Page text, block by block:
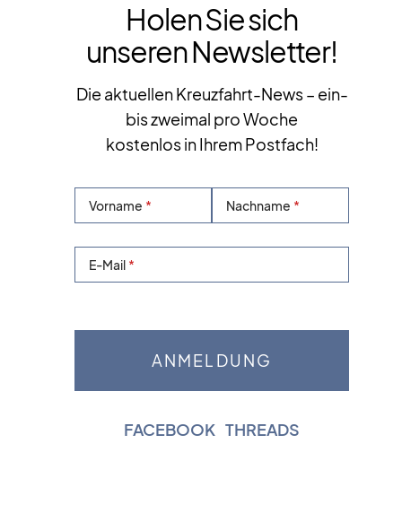
Holen Sie sich
unseren Newsletter!
Die aktuellen Kreuzfahrt-News – ein-
bis zweimal pro Woche
kostenlos in Ihrem Postfach!
Vorname Nachname
E-Mail
FACEBOOK THREADS